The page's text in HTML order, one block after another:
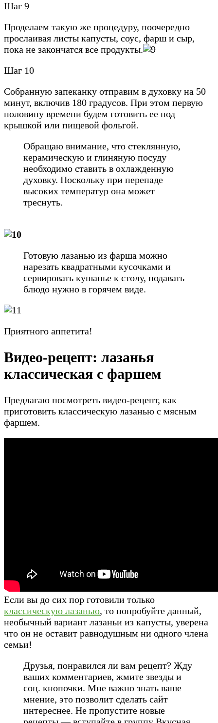
Шаг 9
Проделаем такую же процедуру, поочередно
прослаивая листы капусты, соус, фарш и сыр,
пока не закончатся все продукты.
Шаг 10
Собранную запеканку отправим в духовку на 50
минут, включив 180 градусов. При этом первую
половину времени будем готовить ее под
крышкой или пищевой фольгой.
Обращаю внимание, что стеклянную,
керамическую и глиняную посуду
необходимо ставить в охлажденную
духовку. Поскольку при перепаде
высоких температур она может
треснуть.
Готовую лазанью из фарша можно
нарезать квадратными кусочками и
сервировать кушанье к столу, подавать
блюдо нужно в горячем виде.
Приятного аппетита!
Видео-рецепт: лазанья
классическая с фаршем
Предлагаю посмотреть видео-рецепт, как
приготовить классическую лазанью с мясным
фаршем.
Если вы до сих пор готовили только
классическую лазанью, то попробуйте данный,
необычный вариант лазаньи из капусты, уверена
что он не оставит равнодушным ни одного члена
семьи!
Друзья, понравился ли вам рецепт? Жду
ваших комментариев, жмите звезды и
соц. кнопочки. Мне важно знать ваше
мнение, это позволит сделать сайт
интереснее. Не пропустите новые